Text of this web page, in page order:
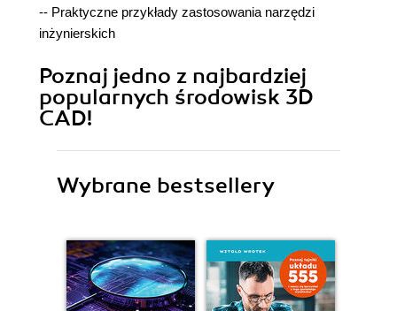
-- Praktyczne przykłady zastosowania narzędzi
inżynierskich
Poznaj jedno z najbardziej
popularnych środowisk 3D
CAD!
Wybrane bestsellery